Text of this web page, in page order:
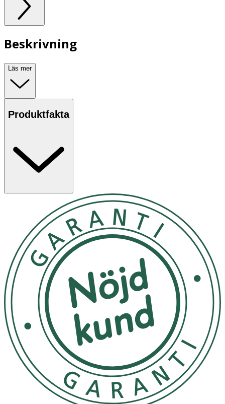
Beskrivning
Läs mer
Produktfakta